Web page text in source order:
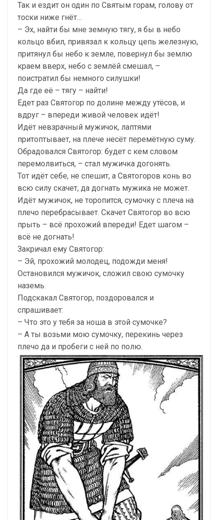
Так и ездит он один по Святым горам, голову от
тоски ниже гнёт…
– Эх, найти бы мне земную тягу, я бы в небо
кольцо вбил, привязал к кольцу цепь железную,
притянул бы небо к земле, повернул бы землю
краем вверх, небо с землёй смешал, –
поистратил бы немного силушки!
Да где её – тягу – найти!
Едет раз Святогор по долине между утёсов, и
вдруг – впереди живой человек идёт!
Идёт невзрачный мужичок, лаптями
притоптывает, на плече несёт перемётную суму.
Обрадовался Святогор: будет с кем словом
перемолвиться, – стал мужичка догонять.
Тот идёт себе, не спешит, а Святогоров конь во
всю силу скачет, да догнать мужика не может.
Идёт мужичок, не торопится, сумочку с плеча на
плечо перебрасывает. Скачет Святогор во всю
прыть – всё прохожий впереди! Едет шагом –
всё не догнать!
Закричал ему Святогор:
– Эй, прохожий молодец, подожди меня!
Остановился мужичок, сложил свою сумочку
наземь.
Подскакал Святогор, поздоровался и
спрашивает:
– Что это у тебя за ноша в этой сумочке?
– А ты возьми мою сумочку, перекинь через
плечо да и пробеги с ней по полю.